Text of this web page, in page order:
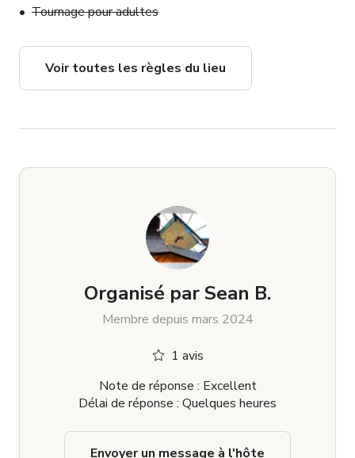
Tournage pour adultes
Voir toutes les règles du lieu
Organisé parSean B.
Membre depuis mars 2024
1 avis
Note de réponse : Excellent
Délai de réponse : Quelques heures
Envoyer un message à l'hôte